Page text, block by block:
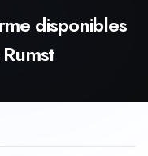
disponibles